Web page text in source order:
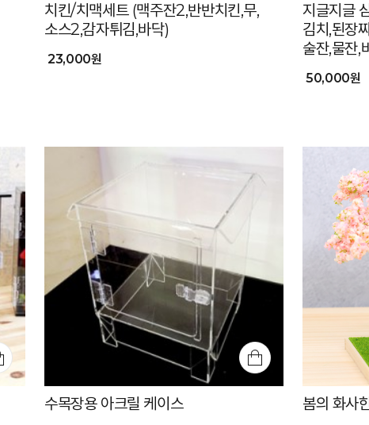
치킨/치맥세트 (맥주잔2,반반치킨,무,
소스2,감자튀김,바닥)
23,000원
지글지글
김치,된장
술잔,물잔,
50,000원
수목장용 아크릴 케이스 봄의 화사